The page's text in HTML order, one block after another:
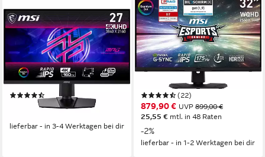
MSI
MPG 274URF QD Gaming-
Monitor
69 cm/ 27 Zoll Diagonale
3840 x 2160 px, 4K Ultra HD Auflösung
0,5 ms Reaktionszeit
Produktdatenblatt
(12)
593,41 €
lieferbar - in 3-4 Werktagen bei dir
MSI
Optix MPG321QRFDE-QD
Gaming-LED-Monitor
81,28 cm/ 32 Zoll Diagonale
2560 x 1440 px, WQHD
Auflösung
1 ms Reaktionszeit
Produktdatenblatt
(22)
879,90 € UVP 899,00 €
25,55 € mtl. in 48 Raten
-2%
lieferbar - in 1-2 Werktagen bei dir